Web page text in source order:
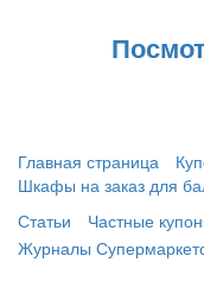
Главная страница
Шкафы на заказ для
Статьи
Частные
Журналы